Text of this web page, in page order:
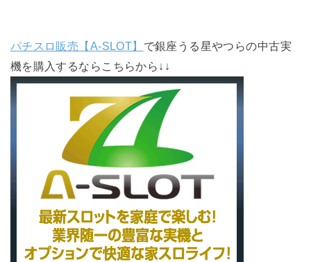
パチスロ販売【A-SLOT】 で銀座うる星やつらの中古実
機を購入するならこちらから↓↓